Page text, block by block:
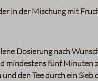
in der Mischung mit
Dosierung nach
mindestens fünf Minuten
den Tee durch ein